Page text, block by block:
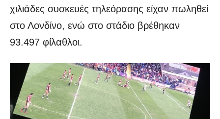
χιλιάδες συσκευές τηλεόρασης είχαν πωληθεί
στο Λονδίνο, ενώ στο στάδιο βρέθηκαν
93.497 φίλαθλοι.